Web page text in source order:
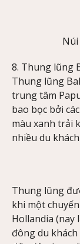
Núi
8. Thung lũng
Thung lũng
trung tâm
bao bọc bởi
màu xanh trải
nhiều du
Thung lũng
khi một
Hollandia (nay
đông du